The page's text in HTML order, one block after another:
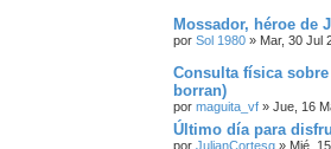
Mossador, héroe de
por Sol 1980 » Mar, 30 Jul
Consulta física
borran)
por maguita_vf » Jue, 16
Último día para
por JulianCortesg » Mié,